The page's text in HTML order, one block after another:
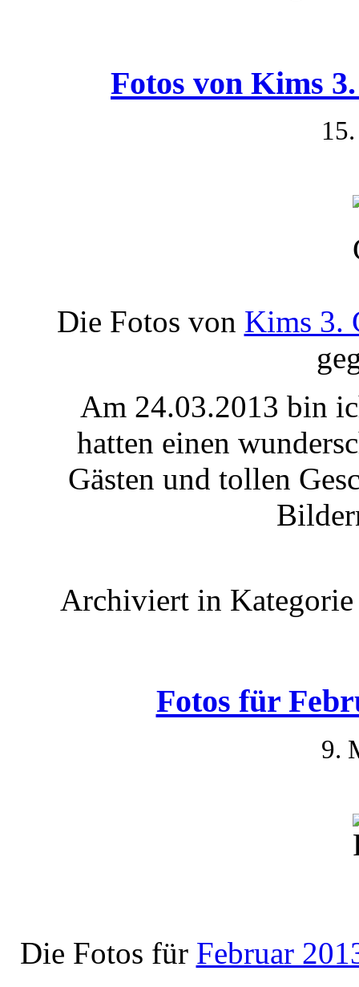
Fotos von Kims
Die Fotos von Kims 3.
Am 24.03.2013 bin
hatten einen
Gästen und tollen
Archiviert in Kategorie
Fotos für
9.
Die Fotos für Februar